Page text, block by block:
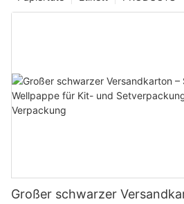
Großer schwarzer